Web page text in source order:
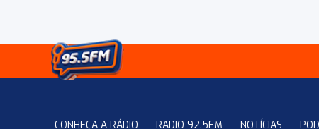
CONHEÇA A RÁDIO RADIO 92.5FM NOTÍCIAS